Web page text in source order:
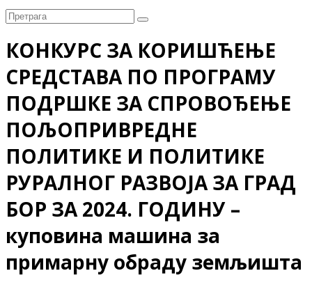
КОНКУРС ЗА КОРИШЋЕЊЕ
СРЕДСТАВА ПО ПРОГРАМУ
ПОДРШКЕ ЗА СПРОВОЂЕЊЕ
ПОЉОПРИВРЕДНЕ
ПОЛИТИКЕ И ПОЛИТИКЕ
РУРАЛНОГ РАЗВОЈА ЗА ГРАД
БОР ЗА 2024. ГОДИНУ –
куповинa машина за
примарну обраду земљишта